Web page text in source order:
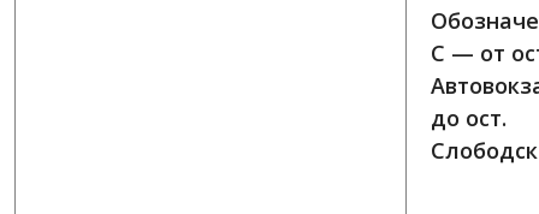
C — от
до ост.